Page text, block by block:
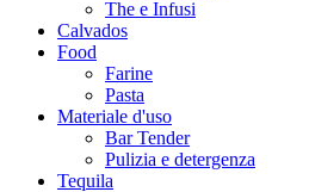
The e Infusi
Calvados
Food
Farine
Pasta
Materiale d'uso
Bar Tender
Pulizia e detergenza
Tequila